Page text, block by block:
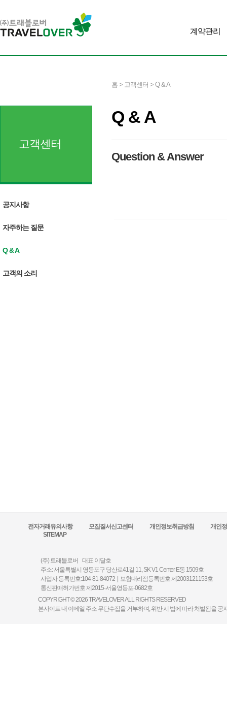
계약관리
고객센터
공지사항
자주하는 질문
Q & A
고객의 소리
홈 > 고객센터 > Q & A
Q & A
Question & Answer
전자거래유의사항 모집질서신고센터 개인정보취급방침
개인
SITEMAP
(주) 트래블로버 대표 이달호
주소: 서울특별시 영등포구 당산로41길 11, SK V1 Center E동 1509호
사업자 등록번호:104-81-84072 | 보험대리점등록번호 제2003121153호
통신판매허가번호 제2015-서울영등포-0682호
COPYRIGHT © 2026 TRAVELOVER ALL RIGHTS RESERVED
본사이트 내 이메일 주소 무단수집을 거부하며, 위반 시 법에 따라 처벌됨을 공